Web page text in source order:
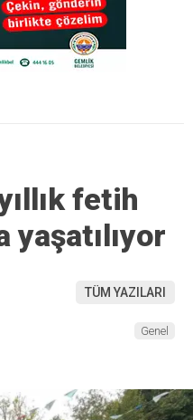
fetih
yaşatılıyor
TÜM YAZILARI
Genel